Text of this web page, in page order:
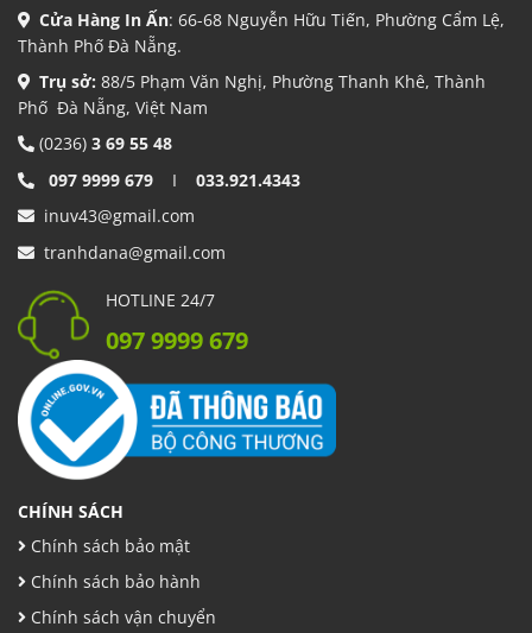
Cửa Hàng In Ấn: 66-68 Nguyễn Hữu Tiến, Phường Cẩm Lệ,
Thành Phố Đà Nẵng.
Trụ sở: 88/5 Phạm Văn Nghị, Phường Thanh Khê, Thành
Phố Đà Nẵng, Việt Nam
(0236) 3 69 55 48
097 9999 679 I 033.921.4343
inuv43@gmail.com
tranhdana@gmail.com
HOTLINE 24/7
097 9999 679
CHÍNH SÁCH
Chính sách bảo mật
Chính sách bảo hành
Chính sách vận chuyển